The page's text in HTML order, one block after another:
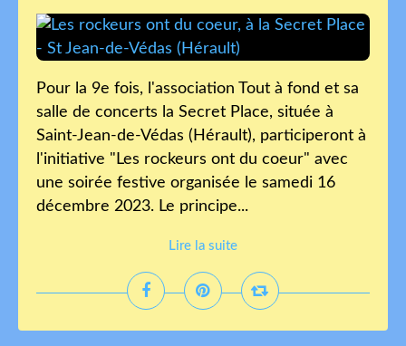
Pour la 9e fois, l'association Tout à fond et sa
salle de concerts la Secret Place, située à
Saint-Jean-de-Védas (Hérault), participeront à
l'initiative "Les rockeurs ont du coeur" avec
une soirée festive organisée le samedi 16
décembre 2023. Le principe...
Lire la suite